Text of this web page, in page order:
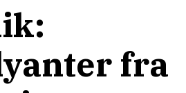
fra